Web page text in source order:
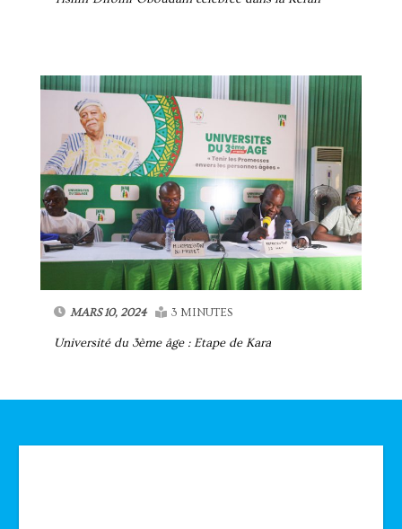
MARS 10, 2024 3 MINUTES
Université du 3ème âge : Etape de Kara